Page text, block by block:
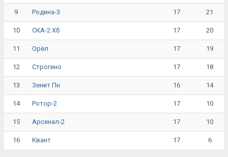
9 Родина-3 17 21
10 СКА-2 Хб 17 20
11 Орёл 17 19
12 Строгино 17 18
13 Зенит Пн 16 14
14 Ротор-2 17 10
15 Арсенал-2 17 10
16 Квант 17 6